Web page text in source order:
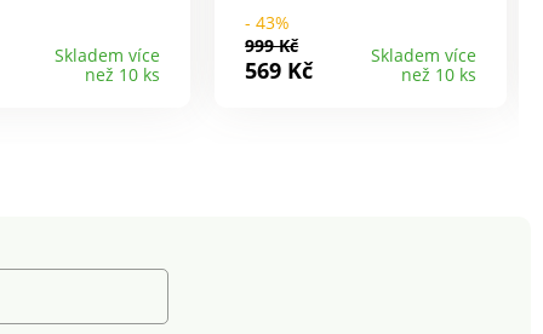
tomu vůbec
povlečení.
Skladem více
než 10 ks
nebude k tomu vůbec
nutné měnit povlečení.
Krásný decentní
- 43%
999 Kč
569 Kč
Skladem více
než 10 ks